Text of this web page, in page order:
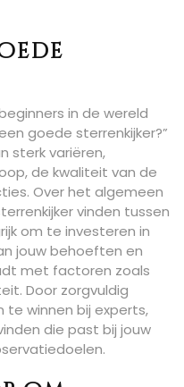
in de wereld
goede sterrenkijker?”
sterk variëren,
de kwaliteit van de
Over het algemeen
vinden tussen
om te investeren in
jouw behoeften en
met factoren zoals
Door zorgvuldig
te winnen bij experts,
die past bij jouw